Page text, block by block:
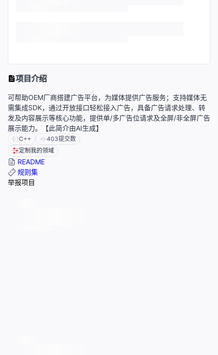
项目介绍
可帮助OEM厂商搭建广告平台，为媒体提供广告服务；支持媒体无
需集成SDK，通过开放接口轻松接入广告，具备广告请求处理、转
发及内容展示等核心功能，提供单/多广告位请求及全屏/非全屏广告
展示能力。【此简介由AI生成】
C++ 403提交数
定制我的领域
README
规则集
举报项目